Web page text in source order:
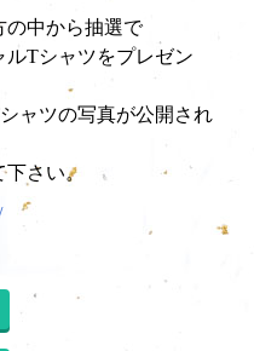
の中から抽選で
Tシャツをプレゼン
ャツの写真が公開され
さい。